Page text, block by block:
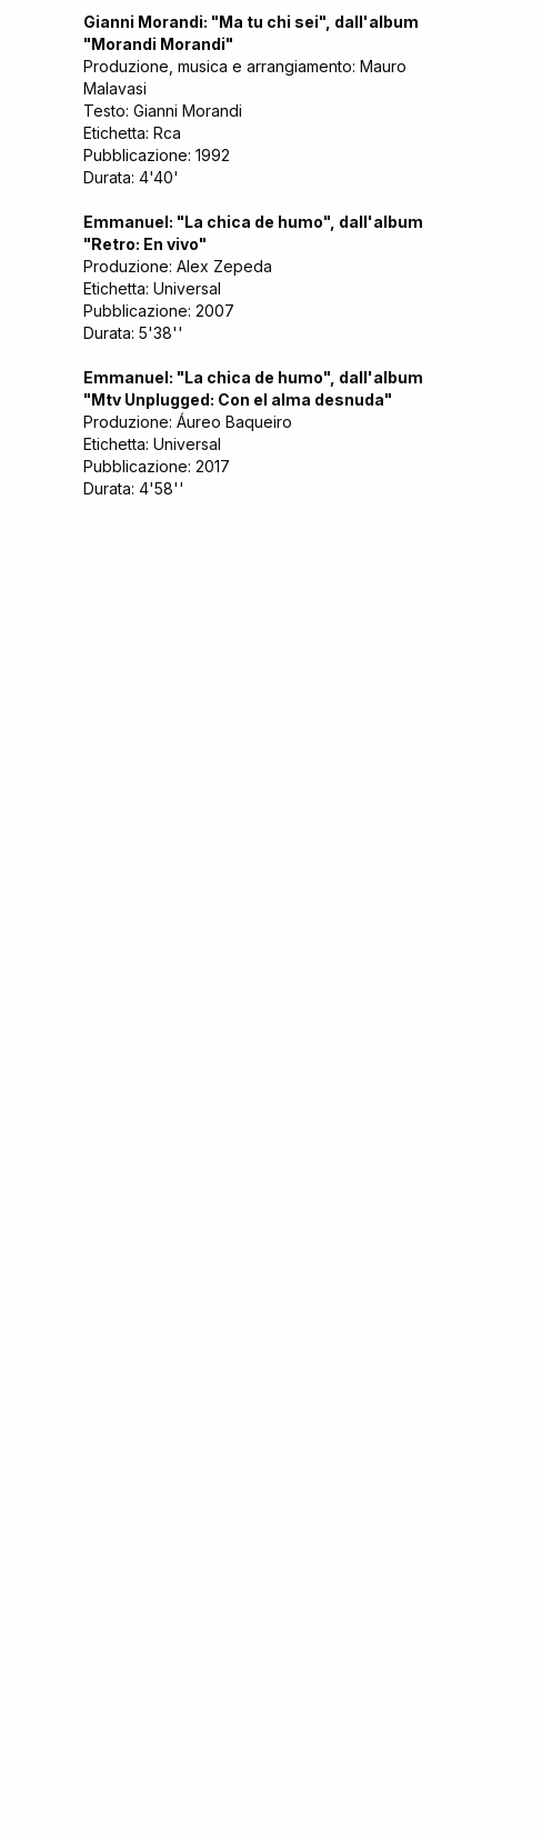
Gianni Morandi: "Ma tu chi sei", dall'album
"Morandi Morandi"
Produzione, musica e arrangiamento: Mauro
Malavasi
Testo: Gianni Morandi
Etichetta: Rca
Pubblicazione: 1992
Durata: 4'40'
Emmanuel: "La chica de humo", dall'album
"Retro: En vivo"
Produzione: Alex Zepeda
Etichetta: Universal
Pubblicazione: 2007
Durata: 5'38''
Emmanuel: "La chica de humo", dall'album
"Mtv Unplugged: Con el alma desnuda"
Produzione: Áureo Baqueiro
Etichetta: Universal
Pubblicazione: 2017
Durata: 4'58''